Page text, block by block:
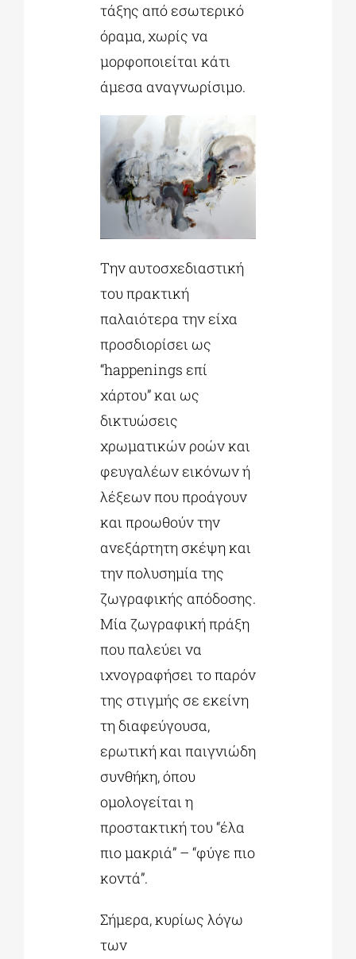
τάξης από εσωτερικό
όραμα, χωρίς να
μορφοποιείται κάτι
άμεσα αναγνωρίσιμο.
Την αυτοσχεδιαστική
του πρακτική
παλαιότερα την είχα
προσδιορίσει ως
“happenings επί
χάρτου” και ως
δικτυώσεις
χρωματικών ροών και
φευγαλέων εικόνων ή
λέξεων που προάγουν
και προωθούν την
ανεξάρτητη σκέψη και
την πολυσημία της
ζωγραφικής απόδοσης.
Μία ζωγραφική πράξη
που παλεύει να
ιχνογραφήσει το παρόν
της στιγμής σε εκείνη
τη διαφεύγουσα,
ερωτική και παιγνιώδη
συνθήκη, όπου
ομολογείται η
προστακτική του “έλα
πιο μακριά” – “φύγε πιο
κοντά”.
Σήμερα, κυρίως λόγω
των